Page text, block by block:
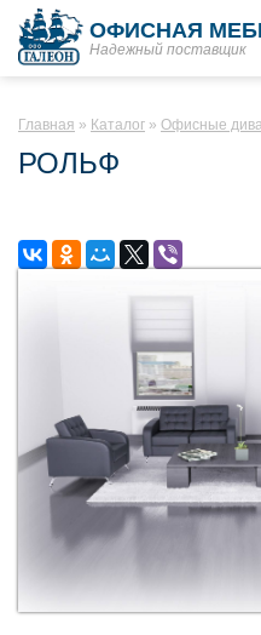
ОФИСНАЯ
Надежный поставщик
Главная Каталог Офисные
РОЛЬФ